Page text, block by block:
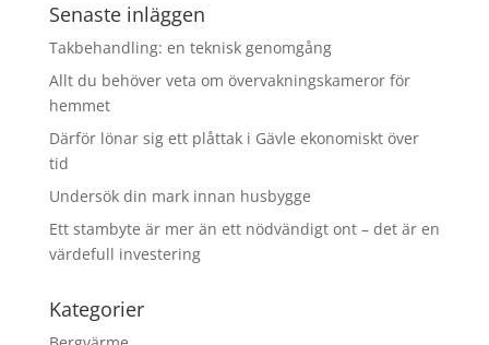
Senaste inläggen
Takbehandling: en teknisk genomgång
Allt du behöver veta om övervakningskameror för
hemmet
Därför lönar sig ett plåttak i Gävle ekonomiskt över
tid
Undersök din mark innan husbygge
Ett stambyte är mer än ett nödvändigt ont – det är en
värdefull investering
Kategorier